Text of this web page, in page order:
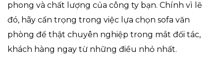
phong và chất lượng của công ty bạn. Chính vì lẽ
đó, hãy cẩn trọng trong việc lựa chọn sofa văn
phòng để thật chuyên nghiệp trong mắt đối tác,
khách hàng ngay từ những điều nhỏ nhất.